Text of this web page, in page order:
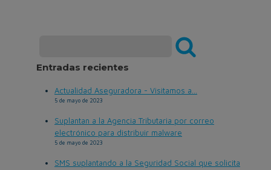
Entradas recientes
Actualidad Aseguradora - Visitamos a...
5 de mayo de 2023
Suplantan a la Agencia Tributaria por correo
electrónico para distribuir malware
5 de mayo de 2023
SMS suplantando a la Seguridad Social que solicita